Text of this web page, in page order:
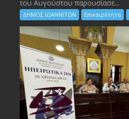
του Αυγούστου παρουσίασε...
ΔΗΜΟΣ ΙΩΑΝΝΙΤΩΝ Επικαιρότητα